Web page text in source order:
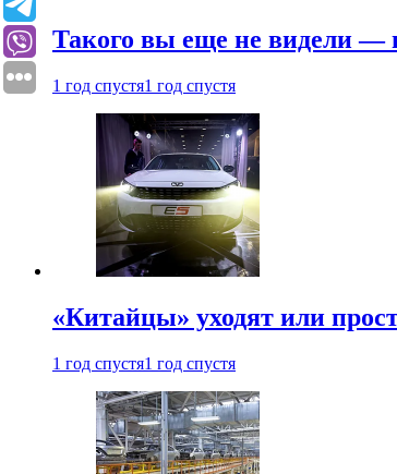
Такого вы еще не видели —
1 год спустя1 год спустя
«Китайцы» уходят или
1 год спустя1 год спустя